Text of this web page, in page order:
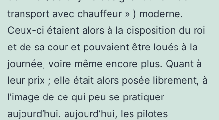
transport avec chauffeur » ) moderne.
Ceux-ci étaient alors à la disposition du roi
et de sa cour et pouvaient être loués à la
journée, voire même encore plus. Quant à
leur prix ; elle était alors posée librement, à
l’image de ce qui peu se pratiquer
aujourd’hui. aujourd’hui, les pilotes